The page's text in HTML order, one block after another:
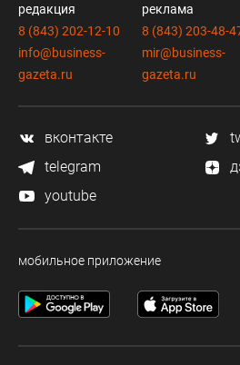
редакция
8 (843) 202-12-10
info@business-
gazeta.ru
реклама
8 (843) 203-48-
mir@business-
gazeta.ru
вконтакте
telegram
youtube
мобильное приложение